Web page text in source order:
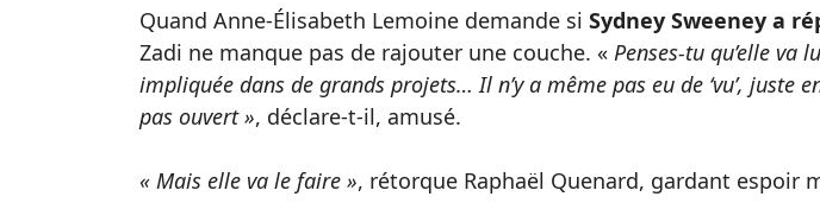
Quand Anne-Élisabeth Lemoine demande si Sydney Sweeney a
Zadi ne manque pas de rajouter une couche. « Penses-tu qu’elle va
impliquée dans de grands projets… Il n’y a même pas eu de ‘vu’, juste
pas ouvert », déclare-t-il, amusé.
« Mais elle va le faire », rétorque Raphaël Quenard, gardant espoir